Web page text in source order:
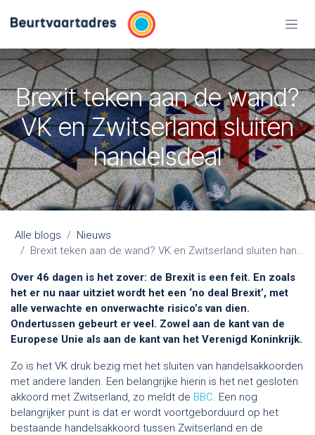
Brexit teken aan de wand?
VK en Zwitserland sluiten
handelsdeal
Alle blogs
Nieuws
Brexit teken aan de wand? VK en Zwitserland sluiten handelsdeal
Over 46 dagen is het zover: de Brexit is een feit. En zoals
het er nu naar uitziet wordt het een ‘no deal Brexit’, met
alle verwachte en onverwachte risico’s van dien.
Ondertussen gebeurt er veel. Zowel aan de kant van de
Europese Unie als aan de kant van het Verenigd Koninkrijk.
Zo is het VK druk bezig met het sluiten van handelsakkoorden
met andere landen. Een belangrijke hierin is het net gesloten
akkoord met Zwitserland, zo meldt de BBC . Een nog
belangrijker punt is dat er wordt voortgeborduurd op het
bestaande handelsakkoord tussen Zwitserland en de